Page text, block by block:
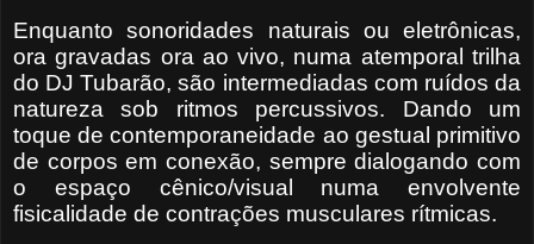
Enquanto sonoridades naturais ou eletrônicas,
ora gravadas ora ao vivo, numa atemporal trilha
do DJ Tubarão, são intermediadas com ruídos da
natureza sob ritmos percussivos. Dando um
toque de contemporaneidade ao gestual primitivo
de corpos em conexão, sempre dialogando com
o espaço cênico/visual numa envolvente
fisicalidade de contrações musculares rítmicas.